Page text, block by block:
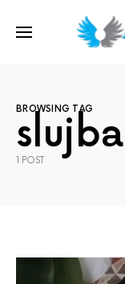
BROWSING TAG
1 POST